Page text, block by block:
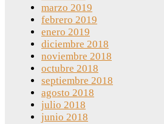
marzo 2019
febrero 2019
enero 2019
diciembre 2018
noviembre 2018
octubre 2018
septiembre 2018
agosto 2018
julio 2018
junio 2018